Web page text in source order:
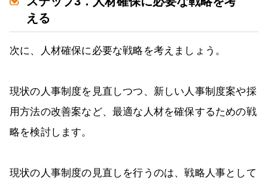
える
次に、人材確保に必要な戦略を考えましょう。
現状の人事制度を見直しつつ、新しい人事制度案や採
用方法の改善案など、最適な人材を確保するための戦
略を検討します。
現状の人事制度の見直しを行うのは、戦略人事として